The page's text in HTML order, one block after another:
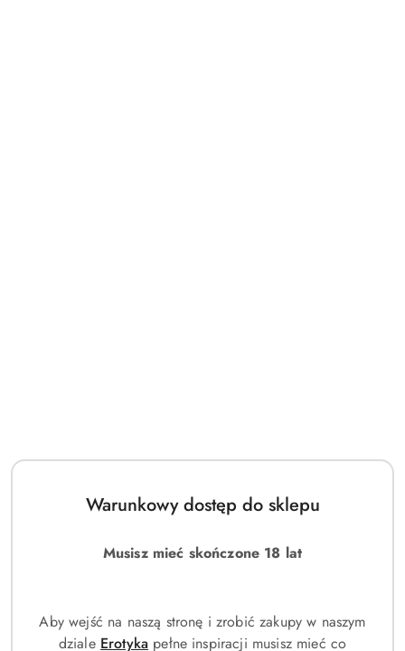
Warunkowy dostęp do sklepu
Musisz mieć skończone 18 lat
Aby wejść na naszą stronę i zrobić zakupy w naszym
dziale Erotyka pełne inspiracji musisz mieć co